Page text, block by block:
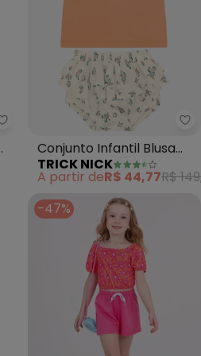
Elian - Conjunto Curto Infantil
Conjunto Infantil Blusa
com Calcinha (Laranja)
TRICK NICK
A partir deR$ 44,77R$
-47%